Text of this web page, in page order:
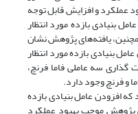
عملکرد و افزایش قابل توجه
بنیادی بازده مورد انتظار
یافته‌های پژوهش نشان
بنیادی بازده مورد انتظار
سه عاملی فاما فرنچ،
و فرنچ وجود دارد.
افزودن عامل بنیادی بازده